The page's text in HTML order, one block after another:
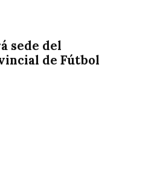
sede del
de Fútbol